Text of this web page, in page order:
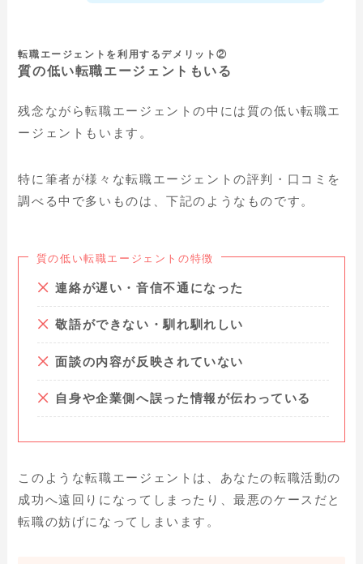
転職エージェントを利用するデメリット②
質の低い転職エージェントもいる
残念ながら転職エージェントの中には質の低い転職エ
ージェントもいます。
特に筆者が様々な転職エージェントの評判・口コミを
調べる中で多いものは、下記のようなものです。
質の低い転職エージェントの特徴
連絡が遅い・音信不通になった
敬語ができない・馴れ馴れしい
面談の内容が反映されていない
自身や企業側へ誤った情報が伝わっている
このような転職エージェントは、あなたの転職活動の
成功へ遠回りになってしまったり、最悪のケースだと
転職の妨げになってしまいます。